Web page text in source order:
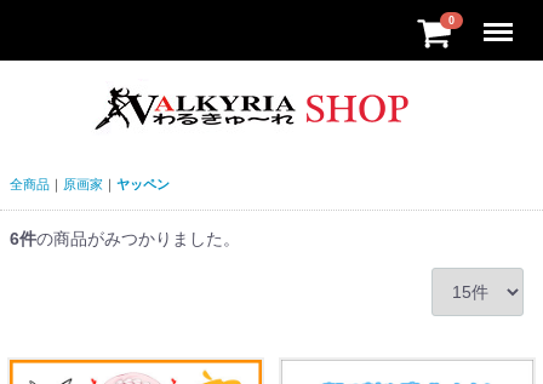
0
全商品 原画家 ヤッペン
6件の商品がみつかりました。